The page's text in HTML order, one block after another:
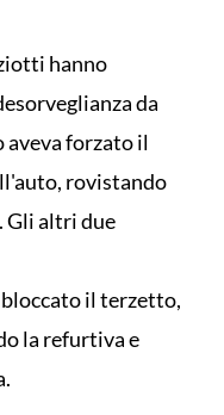
hanno
da
aveva forzato il
rovistando
Gli altri due
il terzetto,
la refurtiva e